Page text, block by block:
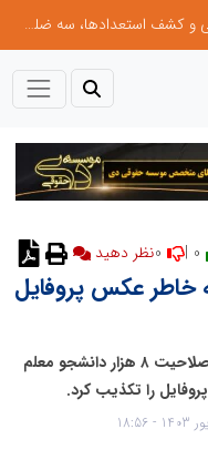
الگوپذیری خلاق، بهره‌گیری از هوش مصنوعی و کشف استعدادها، سه ضلع موفقیت جوانان کارآفرین
خاطر عکس پروفایل
دبیرخانه هیئت مرکزی گزینش رسما خبر رد صلاحیت ۸ هزار دانشجو معلم
را تکذیب کرد.